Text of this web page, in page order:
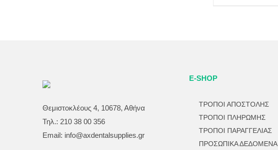
Θεμιστοκλέους 4, 10678, Αθήνα
Τηλ.: 210 38 00 356
Email: info@axdentalsupplies.gr
E-SHOP
ΤΡΟΠΟΙ ΑΠΟΣΤΟΛΗΣ
ΤΡΟΠΟΙ ΠΛΗΡΩΜΗΣ
ΤΡΟΠΟΙ ΠΑΡΑΓΓΕΛΙΑΣ
ΠΡΟΣΩΠΙΚΑ ΔΕΔΟΜΕΝΑ